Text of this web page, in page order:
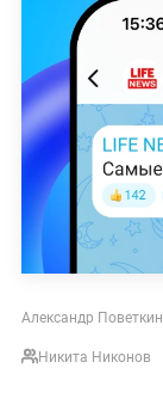
Александр
Никита Никонов